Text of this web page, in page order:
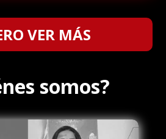
VER MÁS
somos?